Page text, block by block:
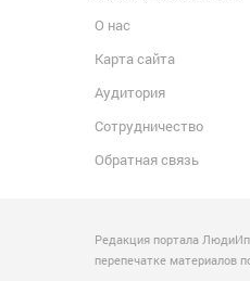
О нас
Карта сайта
Аудитория
Сотрудничество
Обратная связь
Редакция портала
перепечатке материалов